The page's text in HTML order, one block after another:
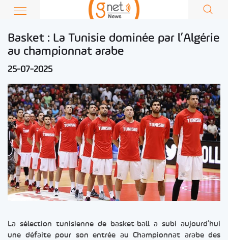
Basket : La Tunisie dominée par l’Algérie
au championnat arabe
25-07-2025
La sélection tunisienne de basket-ball a subi aujourd’hui
une défaite pour son entrée au Championnat arabe des